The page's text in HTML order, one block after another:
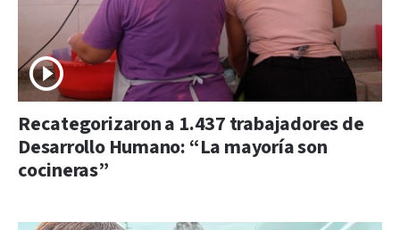
Recategorizaron a 1.437 trabajadores de
Desarrollo Humano: “La mayoría son
cocineras”